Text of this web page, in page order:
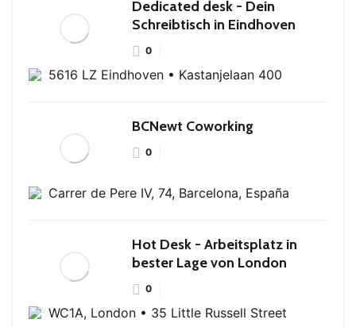
Dedicated desk - Dein
Schreibtisch in Eindhoven
0
5616 LZ Eindhoven • Kastanjelaan 400
BCNewt Coworking
0
Carrer de Pere IV, 74, Barcelona, España
Hot Desk - Arbeitsplatz in
bester Lage von London
0
WC1A, London • 35 Little Russell Street